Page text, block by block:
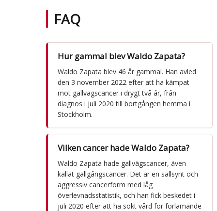
FAQ
Hur gammal blev Waldo Zapata?
Waldo Zapata blev 46 år gammal. Han avled
den 3 november 2022 efter att ha kämpat
mot gallvägscancer i drygt två år, från
diagnos i juli 2020 till bortgången hemma i
Stockholm.
Vilken cancer hade Waldo Zapata?
Waldo Zapata hade gallvägscancer, även
kallat gallgångscancer. Det är en sällsynt och
aggressiv cancerform med låg
överlevnadsstatistik, och han fick beskedet i
juli 2020 efter att ha sökt vård för förlamande